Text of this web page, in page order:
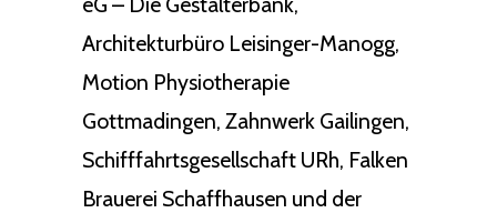
Architekturbüro Leisinger-Manogg,
Motion Physiotherapie
Gottmadingen, Zahnwerk Gailingen,
Schifffahrtsgesellschaft URh, Falken
Brauerei Schaffhausen und der